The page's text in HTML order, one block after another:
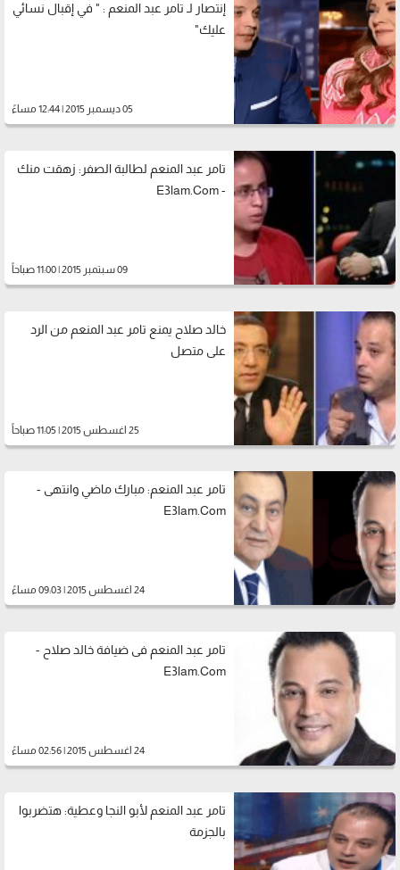
إنتصار لـ تامر عبد المنعم : " في إقبال نسائي
عليك"
05 ديسمبر 2015 | 12:44 مساءً
تامر عبد المنعم لطالبة الصفر: زهقت منك
- E3lam.Com
09 سبتمبر 2015 | 11:00 صباحاً
خالد صلاح يمنع تامر عبد المنعم من الرد
على متصل
25 اغسطس 2015 | 11:05 صباحاً
تامر عبد المنعم: مبارك ماضي وانتهى -
E3lam.Com
24 اغسطس 2015 | 09:03 مساءً
تامر عبد المنعم فى ضيافة خالد صلاح -
E3lam.Com
24 اغسطس 2015 | 02:56 مساءً
تامر عبد المنعم لأبو النجا وعطية: هتضربوا
بالجزمة